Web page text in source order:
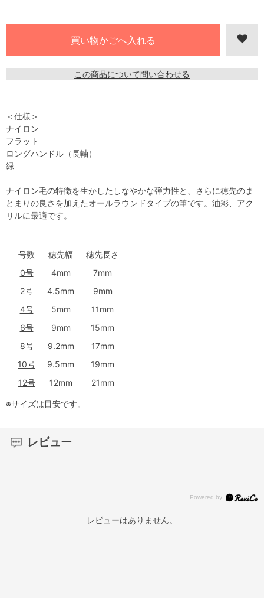
この商品について問い合わせる
＜仕様＞
ナイロン
フラット
ロングハンドル（長軸）
緑
ナイロン毛の特徴を生かしたしなやかな弾力性と、さらに穂先のま
とまりの良さを加えたオールラウンドタイプの筆です。油彩、アク
リルに最適です。
号数 穂先幅
穂先長さ
0号
4mm
7mm
2号
4.5mm
9mm
4号
5mm
11mm
6号
9mm
15mm
8号
9.2mm
17mm
10号
9.5mm
19mm
12号
12mm 21mm
※サイズは目安です。
レビュー
レビューはありません。